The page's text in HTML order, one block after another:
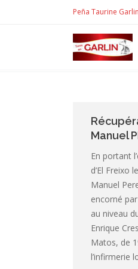
Peña Taurine
Manuel
En portant
d’El Freixo
Manuel
encorné
au niveau
Enrique
Matos, de
l’infirmerie